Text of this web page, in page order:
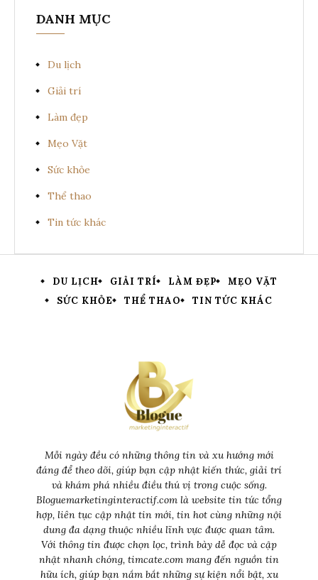
DANH MỤC
Du lịch
Giải trí
Làm đẹp
Mẹo Vặt
Sức khỏe
Thể thao
Tin tức khác
DU LỊCH GIẢI TRÍ LÀM ĐẸP
MẸO VẶT
SỨC KHỎE
THỂ THAO TIN TỨC KHÁC
Mỗi ngày đều có những thông tin và xu hướng mới
đáng để theo dõi, giúp bạn cập nhật kiến thức, giải trí
và khám phá nhiều điều thú vị trong cuộc sống.
Bloguemarketinginteractif.com là website tin tức tổng
hợp, liên tục cập nhật tin mới, tin hot cùng những nội
dung đa dạng thuộc nhiều lĩnh vực được quan tâm.
Với thông tin được chọn lọc, trình bày dễ đọc và cập
nhật nhanh chóng, timcate.com mang đến nguồn tin
hữu ích, giúp bạn nắm bắt những sự kiện nổi bật, xu